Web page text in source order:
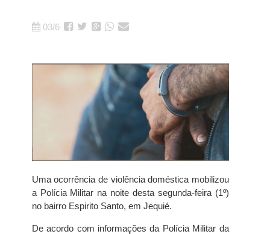
03/6
Uma ocorrência de violência doméstica mobilizou
a Polícia Militar na noite desta segunda-feira (1º)
no bairro Espirito Santo, em Jequié.
De acordo com informações da Polícia Militar da